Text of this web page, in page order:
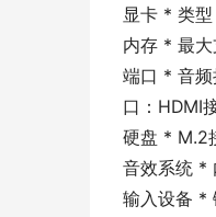
显卡 * 类
内存 * 最
端口 * 音
口：HDMI
硬盘 * M.2
音效系统 *
输入设备 *